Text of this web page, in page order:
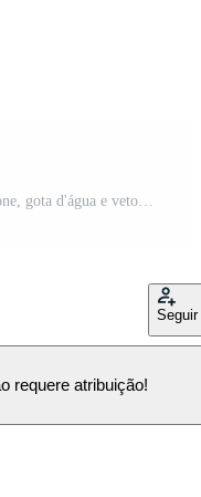
Seguir
requere atribuição!